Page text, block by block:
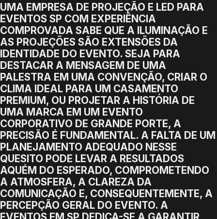
UMA EMPRESA DE PROJEÇÃO E LED PARA
EVENTOS SP COM EXPERIÊNCIA
COMPROVADA SABE QUE A ILUMINAÇÃO E
AS PROJEÇÕES SÃO EXTENSÕES DA
IDENTIDADE DO EVENTO. SEJA PARA
DESTACAR A MENSAGEM DE UMA
PALESTRA EM UMA CONVENÇÃO, CRIAR O
CLIMA IDEAL PARA UM CASAMENTO
PREMIUM, OU PROJETAR A HISTÓRIA DE
UMA MARCA EM UM EVENTO
CORPORATIVO DE GRANDE PORTE, A
PRECISÃO É FUNDAMENTAL. A FALTA DE UM
PLANEJAMENTO ADEQUADO NESSE
QUESITO PODE LEVAR A RESULTADOS
AQUÉM DO ESPERADO, COMPROMETENDO
A ATMOSFERA, A CLAREZA DA
COMUNICAÇÃO E, CONSEQUENTEMENTE, A
PERCEPÇÃO GERAL DO EVENTO. A